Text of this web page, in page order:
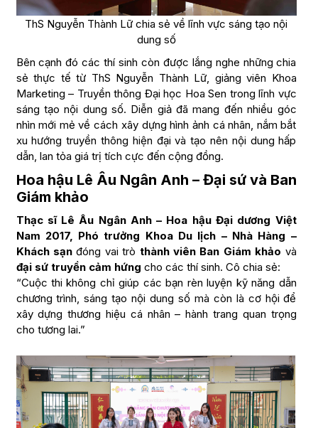
ThS Nguyễn Thành Lữ chia sẻ về lĩnh vực sáng tạo nội
dung số
Bên cạnh đó các thí sinh còn được lắng nghe những chia
sẻ thực tế từ ThS Nguyễn Thành Lữ, giảng viên Khoa
Marketing – Truyền thông Đại học Hoa Sen trong lĩnh vực
sáng tạo nội dung số. Diễn giả đã mang đến nhiều góc
nhìn mới mẻ về cách xây dựng hình ảnh cá nhân, nắm bắt
xu hướng truyền thông hiện đại và tạo nên nội dung hấp
dẫn, lan tỏa giá trị tích cực đến cộng đồng.
Hoa hậu Lê Âu Ngân Anh – Đại sứ và Ban
Giám khảo
Thạc sĩ Lê Âu Ngân Anh– Hoa hậu Đại dương Việt
Nam 2017, Phó trưởng Khoa Du lịch – Nhà Hàng –
Khách sạnđóng vai trò thành viên Ban Giám khảo và
đại sứ truyền cảm hứng cho các thí sinh. Cô chia sẻ:
“Cuộc thi không chỉ giúp các bạn rèn luyện kỹ năng dẫn
chương trình, sáng tạo nội dung số mà còn là cơ hội để
xây dựng thương hiệu cá nhân – hành trang quan trọng
cho tương lai.”